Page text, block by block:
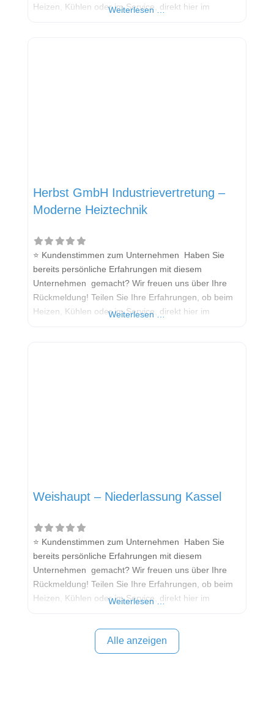
Heizen, Kühlen oder im Service, direkt hier im
Weiterlesen …
Herbst GmbH Industrievertretung –
Moderne Heiztechnik
⭐ Kundenstimmen zum Unternehmen Haben Sie
bereits persönliche Erfahrungen mit diesem
Unternehmen gemacht? Wir freuen uns über Ihre
Rückmeldung! Teilen Sie Ihre Erfahrungen, ob beim
Heizen, Kühlen oder im Service, direkt hier im
Weiterlesen …
Weishaupt – Niederlassung Kassel
⭐ Kundenstimmen zum Unternehmen Haben Sie
bereits persönliche Erfahrungen mit diesem
Unternehmen gemacht? Wir freuen uns über Ihre
Rückmeldung! Teilen Sie Ihre Erfahrungen, ob beim
Heizen, Kühlen oder im Service, direkt hier im
Sollten Sie eine kritische Meinung äußern, so geben
Sie diese bitte mit konkreten Details an und bleiben
Weiterlesen …
Alle anzeigen